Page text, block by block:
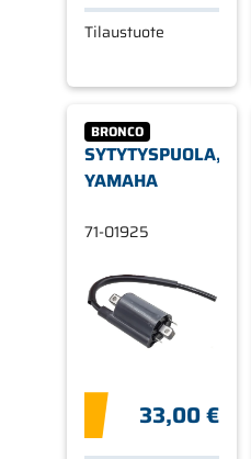
Tilaustuote
BRONCO
SYTYTYSPUOLA,
YAMAHA
71-01925
33,00 €